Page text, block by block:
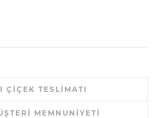
ÇIÇEK TESLIMATI
MEMNUNIYETI